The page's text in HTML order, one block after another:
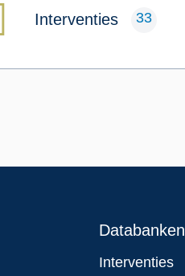
Interventies 33
Databanken
Interventies